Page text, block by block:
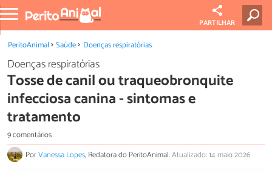
PARTILHAR
PeritoAnimal Saúde Doenças respiratórias
Doenças respiratórias
Tosse de canil ou traqueobronquite
infecciosa canina - sintomas e
tratamento
9 comentários
PorVanessa Lopes, Redatora do PeritoAnimal.Atualizado: 14 maio 2026